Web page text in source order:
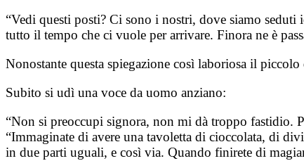
“Vedi questi posti? Ci sono i nostri, dove siamo
tutto il tempo che ci vuole per arrivare. Finora ne è
Nonostante questa spiegazione così laboriosa il
Subito si udì una voce da uomo anziano:
“Non si preoccupi signora, non mi dà troppo fastidio.
“Immaginate di avere una tavoletta di cioccolata, di
in due parti uguali, e così via. Quando finirete di